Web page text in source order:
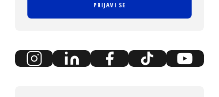
PRIJAVI SE